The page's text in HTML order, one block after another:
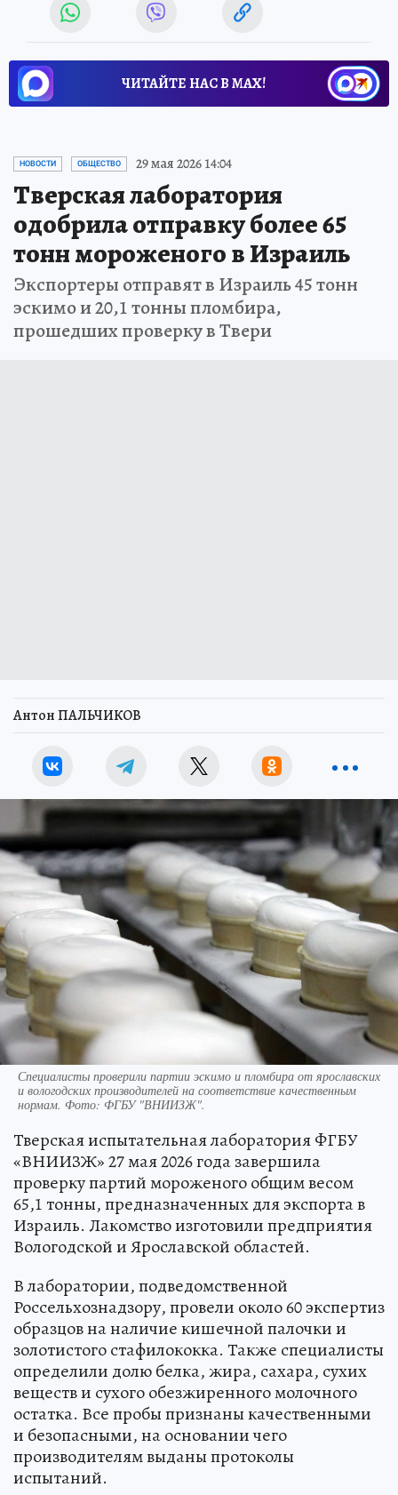
ЧИТАЙТЕ НАС В МАХ!
НОВОСТИ ОБЩЕСТВО 29 мая 2026 14:04
Тверская лаборатория
одобрила отправку более 65
тонн мороженого в Израиль
Экспортеры отправят в Израиль 45 тонн
эскимо и 20,1 тонны пломбира,
прошедших проверку в Твери
Антон ПАЛЬЧИКОВ
Специалисты проверили партии эскимо и пломбира от ярославских
и вологодских производителей на соответствие качественным
нормам. Фото: ФГБУ "ВНИИЗЖ".
Тверская испытательная лаборатория ФГБУ
«ВНИИЗЖ» 27 мая 2026 года завершила
проверку партий мороженого общим весом
65,1 тонны, предназначенных для экспорта в
Израиль. Лакомство изготовили предприятия
Вологодской и Ярославской областей.
В лаборатории, подведомственной
Россельхознадзору, провели около 60 экспертиз
образцов на наличие кишечной палочки и
золотистого стафилококка. Также специалисты
определили долю белка, жира, сахара, сухих
веществ и сухого обезжиренного молочного
остатка. Все пробы признаны качественными
и безопасными, на основании чего
производителям выданы протоколы
испытаний.